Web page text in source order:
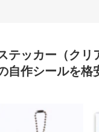
テッカー（ク
自作シールを格
フリー型アクリルスタンフ